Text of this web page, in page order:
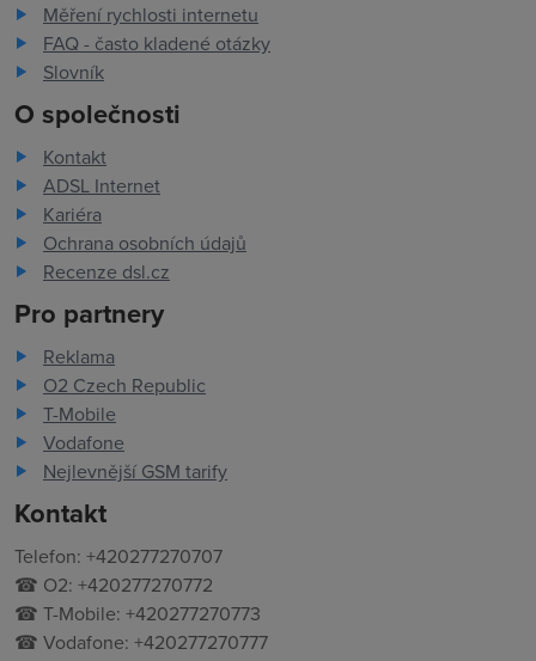
Měření rychlosti internetu
FAQ - často kladené otázky
Slovník
O společnosti
Kontakt
ADSL Internet
Kariéra
Ochrana osobních údajů
Recenze dsl.cz
Pro partnery
Reklama
O2 Czech Republic
T-Mobile
Vodafone
Nejlevnější GSM tarify
Kontakt
Telefon: +420277270707
☎ O2: +420277270772
☎ T-Mobile: +420277270773
☎ Vodafone: +420277270777